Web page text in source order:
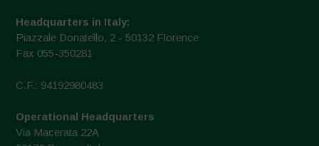
Headquarters in Italy:
Piazzale Donatello, 2 - 50132 Florence
Fax 055-350281
C.F.: 94192980483
Operational Headquarters
Via Macerata 22A